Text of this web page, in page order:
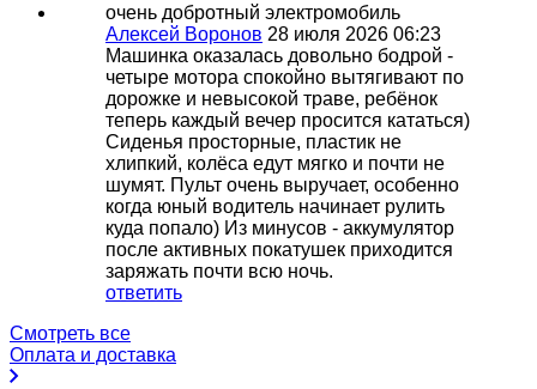
очень добротный электромобиль
Алексей Воронов 28 июля 2026 06:23
Машинка оказалась довольно бодрой -
четыре мотора спокойно вытягивают по
дорожке и невысокой траве, ребёнок
теперь каждый вечер просится кататься)
Сиденья просторные, пластик не
хлипкий, колёса едут мягко и почти не
шумят. Пульт очень выручает, особенно
когда юный водитель начинает рулить
куда попало) Из минусов - аккумулятор
после активных покатушек приходится
заряжать почти всю ночь.
ответить
Смотреть все
Оплата и доставка